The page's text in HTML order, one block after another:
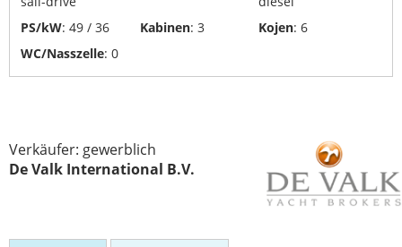
Yachtwerften
PS/kW: 49 / 36 Kabinen: 3 Kojen: 6
WC/Nasszelle: 0
Verkäufer: gewerblich
De Valk International B.V.